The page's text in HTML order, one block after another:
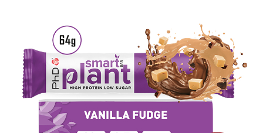
משפרי
ביצועים
חטיפי